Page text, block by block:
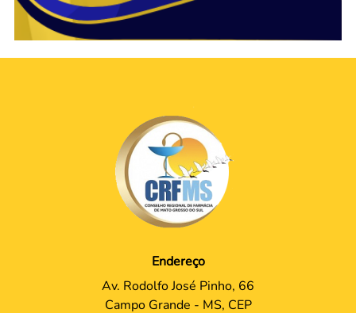
Endereço
Av. Rodolfo José Pinho, 66
Campo Grande - MS, CEP